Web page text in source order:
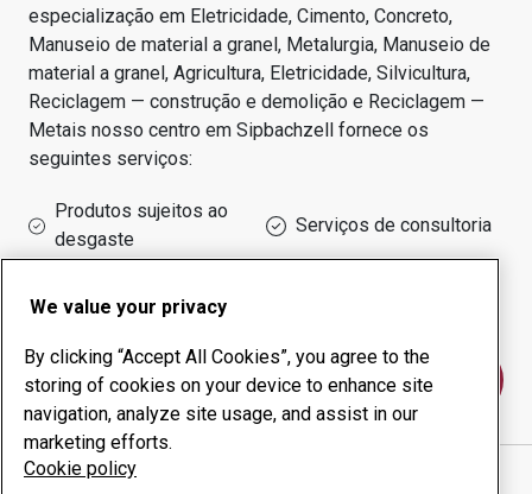
especialização em Eletricidade, Cimento, Concreto,
Manuseio de material a granel, Metalurgia, Manuseio de
material a granel, Agricultura, Eletricidade, Silvicultura,
Reciclagem — construção e demolição e Reciclagem —
Metais nosso centro em Sipbachzell fornece os
seguintes serviços:
Produtos sujeitos ao
desgaste
Serviços de consultoria
de funcionamento
Fale conosco
AHZ COMPONENTS PRODUKTIONS GMBH
We value your privacy
By clicking “Accept All Cookies”, you agree to the
storing of cookies on your device to enhance site
navigation, analyze site usage, and assist in our
marketing efforts.
Cookie policy